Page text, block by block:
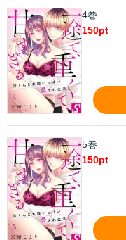
4巻
150pt
5巻
150pt